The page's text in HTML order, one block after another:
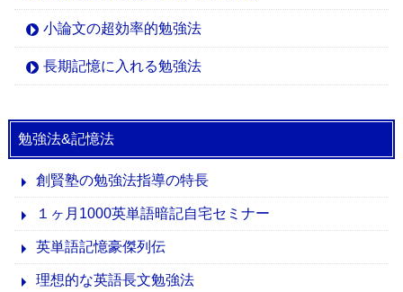
小論文の超効率的勉強法
長期記憶に入れる勉強法
勉強法&記憶法
創賢塾の勉強法指導の特長
１ヶ月1000英単語暗記自宅セミナー
英単語記憶豪傑列伝
理想的な英語長文勉強法